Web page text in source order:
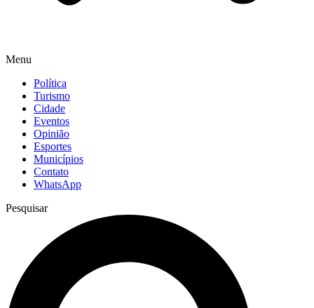
Menu
Política
Turismo
Cidade
Eventos
Opinião
Esportes
Municípios
Contato
WhatsApp
Pesquisar